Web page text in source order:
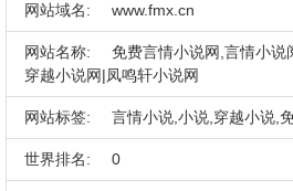
网站域名: www.fmx.cn
网站名称:
免费言情小说网,言情小说
穿越小说网|凤鸣轩小说网
网站标签: 言情小说,小说,穿越小说,
世界排名: 0